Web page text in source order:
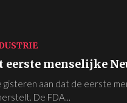
menselijke
gisteren aan dat de eerste
De FDA...